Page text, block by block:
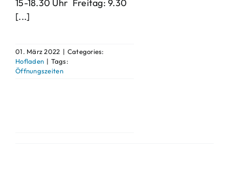
15-18.30 Uhr Freitag: 9.30
[...]
01. März 2022 | Categories:
Hofladen | Tags:
Öffnungszeiten